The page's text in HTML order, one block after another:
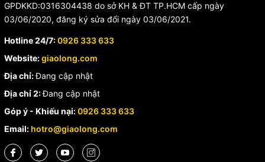
GPDKKD:0316304438 do sở KH & ĐT TP.HCM cấp ngày
03/06/2020, đăng ký sửa đổi ngày 03/06/2021.
Hotline 24/7:0926 333 633
Website:giaolong.com
Địa chỉ:Đang cập nhật
Địa chỉ 2:Đang cập nhật
Góp ý - Khiếu nại:0926 333 633
Email: hotro@giaolong.com